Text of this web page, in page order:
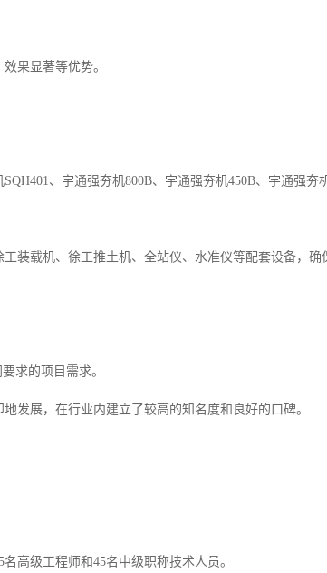
果显著等优势。
、宇通强夯机800B、宇通强夯机450B、宇通强夯
装载机、徐工推土机、全站仪、水准仪等配套设备，确
求的项目需求。
发展，在行业内建立了较高的知名度和良好的口碑。
高级工程师和45名中级职称技术人员。